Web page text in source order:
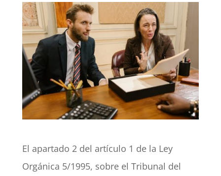
El apartado 2 del artículo 1 de la Ley
Orgánica 5/1995, sobre el Tribunal del